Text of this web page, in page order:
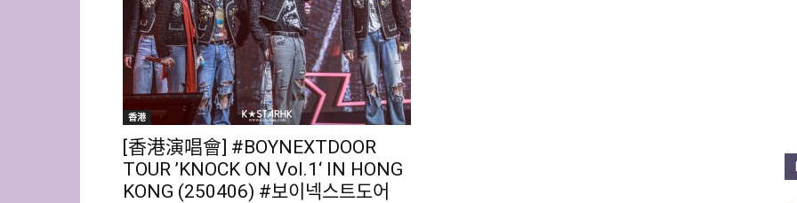
香港
[香港演唱會] #BOYNEXTDOOR
TOUR ’KNOCK ON Vol.1‘ IN HONG
KONG (250406) #보이넥스트도어